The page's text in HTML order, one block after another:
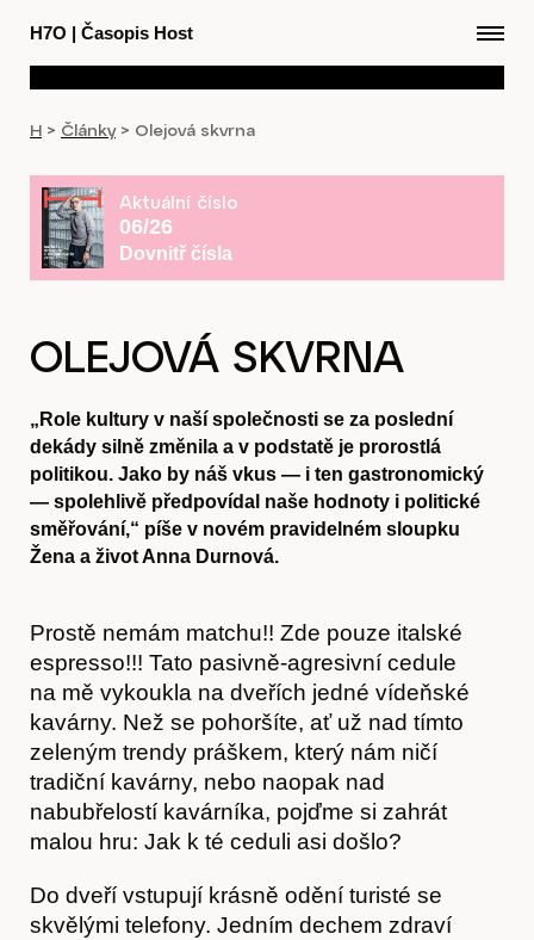
H7O | Časopis Host
H > Články > Olejová skvrna
Aktuální číslo
06/26
Dovnitř čísla
OLEJOVÁ SKVRNA
„Role kultury v naší společnosti se za poslední
dekády silně změnila a v podstatě je prorostlá
politikou. Jako by náš vkus — i ten gastronomický
— spolehlivě předpovídal naše hodnoty i politické
směřování,“ píše v novém pravidelném sloupku
Žena a život Anna Durnová.
Prostě nemám matchu!! Zde pouze italské
espresso!!! Tato pasivně-agresivní cedule
na mě vykoukla na dveřích jedné vídeňské
kavárny. Než se pohoršíte, ať už nad tímto
zeleným trendy práškem, který nám ničí
tradiční kavárny, nebo naopak nad
nabubřelostí kavárníka, pojďme si zahrát
malou hru: Jak k té ceduli asi došlo?
Do dveří vstupují krásně odění turisté se
skvělými telefony. Jedním dechem zdraví